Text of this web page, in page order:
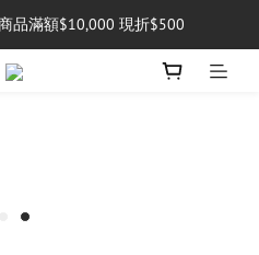
享免運費
品滿額$10,000 現折$500
享免運費